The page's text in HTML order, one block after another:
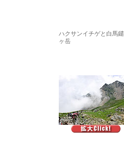
ハクサンイチゲと白馬鑓
ヶ岳